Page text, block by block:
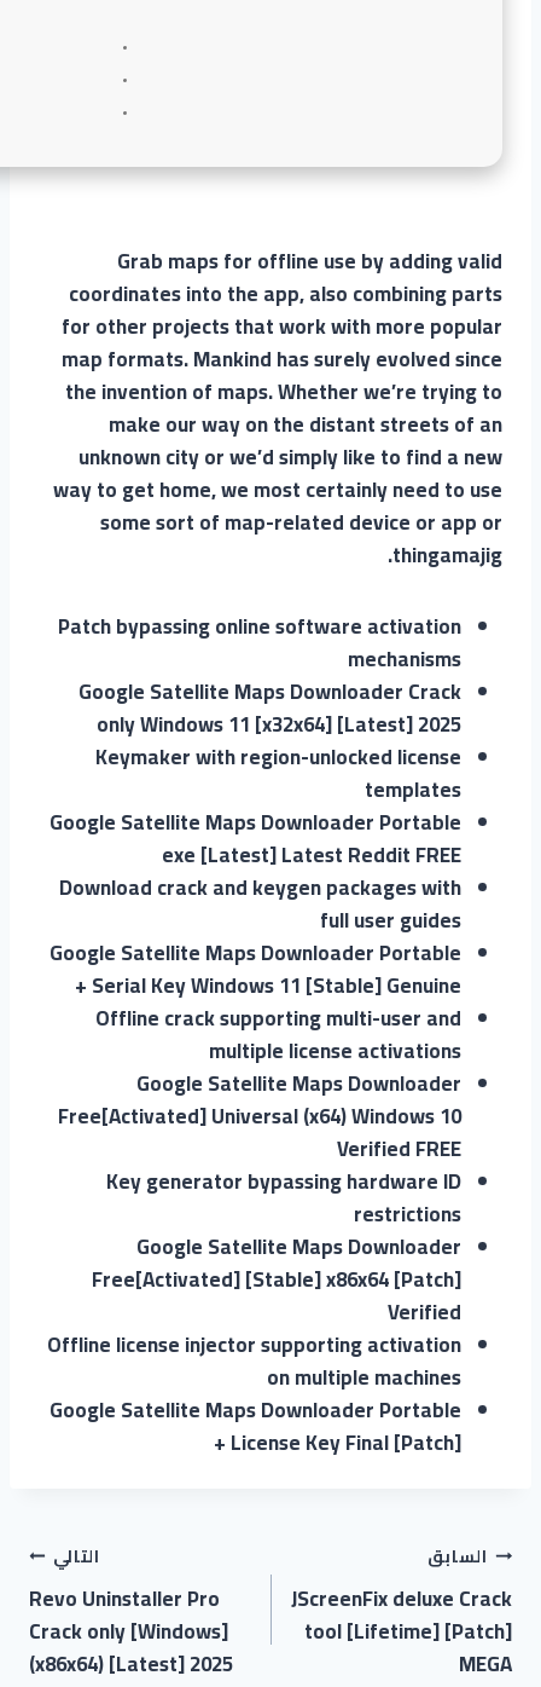
Grab maps for offline use by adding valid
coordinates into the app, also combining parts
for other projects that work with more popular
map formats. Mankind has surely evolved since
the invention of maps. Whether we’re trying to
make our way on the distant streets of an
unknown city or we’d simply like to find a new
way to get home, we most certainly need to use
some sort of map-related device or app or
thingamajig.
Patch bypassing online software activation
mechanisms
Google Satellite Maps Downloader Crack
only Windows 11 [x32x64] [Latest] 2025
Keymaker with region-unlocked license
templates
Google Satellite Maps Downloader Portable
exe [Latest] Latest Reddit FREE
Download crack and keygen packages with
full user guides
Google Satellite Maps Downloader Portable
+ Serial Key Windows 11 [Stable] Genuine
Offline crack supporting multi-user and
multiple license activations
Google Satellite Maps Downloader
Free[Activated] Universal (x64) Windows 10
Verified FREE
Key generator bypassing hardware ID
restrictions
Google Satellite Maps Downloader
Free[Activated] [Stable] x86x64 [Patch]
Verified
Offline license injector supporting activation
on multiple machines
Google Satellite Maps Downloader Portable
+ License Key Final [Patch]
السابق
JScreenFix deluxe Crack
tool [Lifetime] [Patch]
MEGA
التالي
Revo Uninstaller Pro
Crack only [Windows]
(x86x64) [Latest] 2025